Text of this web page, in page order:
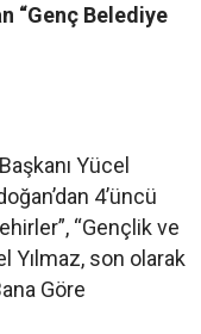
“Genç Belediye
Yücel
4’üncü
“Gençlik ve
Yılmaz, son olarak
Göre